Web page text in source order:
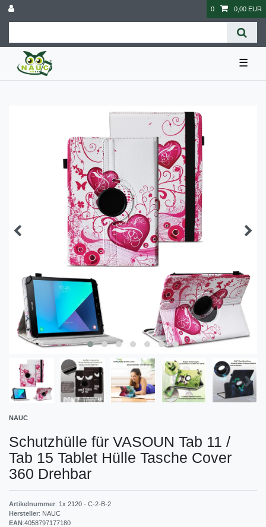
0 0,00 EUR
☰
NAUC
Schutzhülle für VASOUN Tab 11 /
Tab 15 Tablet Hülle Tasche Cover
360 Drehbar
Artikelnummer: 1x 2120 - C-2-B-2
Hersteller: NAUC
EAN:4058797177180